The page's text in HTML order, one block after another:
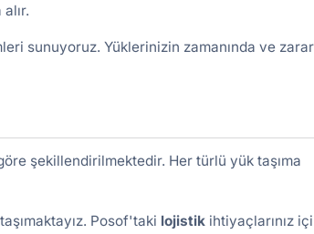
sunuyoruz. Yüklerinizin zamanında ve zarar
şekillendirilmektedir. Her türlü yük taşıma
Posof'taki lojistikihtiyaçlarınız